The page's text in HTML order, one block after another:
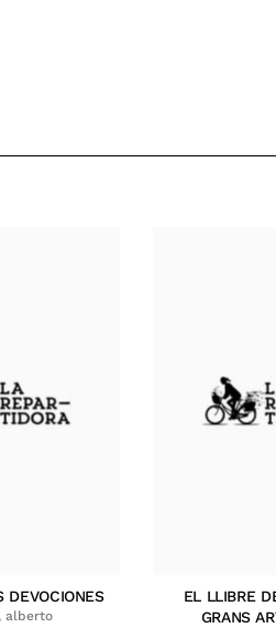
DEVOCIONES
alberto
EL LLIBRE
GRANS